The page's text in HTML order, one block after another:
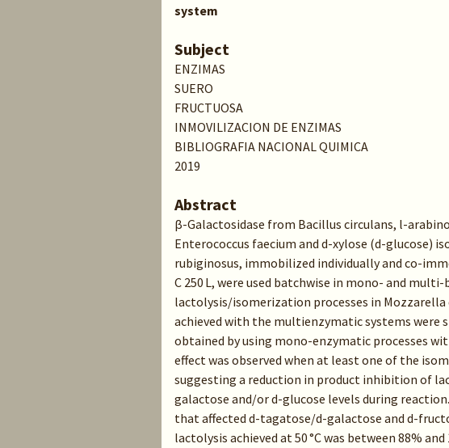
system
Subject
ENZIMAS
SUERO
FRUCTUOSA
INMOVILIZACION DE ENZIMAS
BIBLIOGRAFIA NACIONAL QUIMICA
2019
Abstract
β-Galactosidase from Bacillus circulans, l-
Enterococcus faecium and d-xylose (d-glucose)
rubiginosus, immobilized individually and co-
C 250 L, were used batchwise in mono- and
lactolysis/isomerization processes in Mozzarella
achieved with the multienzymatic systems were
obtained by using mono-enzymatic processes
effect was observed when at least one of the
suggesting a reduction in product inhibition of
galactose and/or d-glucose levels during
that affected d-tagatose/d-galactose and d-
lactolysis achieved at 50 °C was between 88%